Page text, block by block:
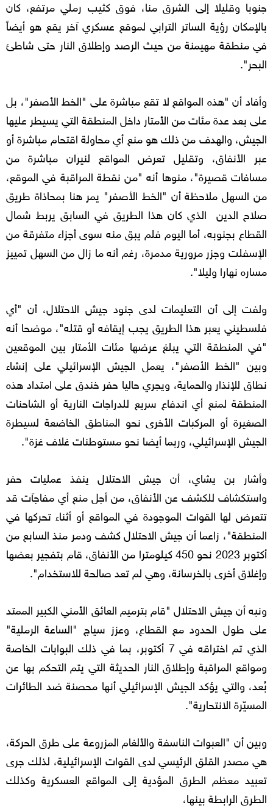
جنوبا وقليلا إلى الشرق منا، فوق كثيب رملي مرتفع، كان
بالإمكان رؤية الساتر الترابي لموقع عسكري آخر يقع هو أيضاً
في منطقة مهيمنة من حيث الرصد وإطلاق النار حتى شاطئ
البحر".
وأفاد أن "هذه المواقع لا تقع مباشرة على "الخط الأصفر"، بل
على بعد عدة مئات من الأمتار داخل المنطقة التي يسيطر عليها
الجيش، والهدف من ذلك هو منع أي محاولة اقتحام مباشرة أو
عبر الأنفاق، وتقليل تعرض المواقع لنيران مباشرة من
مسافات قصيرة"، منوها أنه "من نقطة المراقبة في الموقع،
من السهل ملاحظة أن "الخط الأصفر" يمر هنا بمحاذاة طريق
صلاح الدين الذي كان هذا الطريق في السابق يربط شمال
القطاع بجنوبه، أما اليوم فلم يبق منه سوى أجزاء متفرقة من
الإسفلت وجزر مرورية مدمرة، رغم أنه ما زال من السهل تمييز
مساره نهارا وليلا".
ولفت إلى أن التعليمات لدى جنود جيش الاحتلال، أن "أي
فلسطيني يعبر هذا الطريق يجب إيقافه أو قتله"، موضحا أنه
"في المنطقة التي يبلغ عرضها مئات الأمتار بين الموقعين
وبين "الخط الأصفر"، يعمل الجيش الإسرائيلي على إنشاء
نطاق للإنذار والحماية، ويجري حاليا حفر خندق على امتداد هذه
المنطقة لمنع أي اندفاع سريع للدراجات النارية أو الشاحنات
الصغيرة أو المركبات الأخرى نحو المناطق الخاضعة لسيطرة
الجيش الإسرائيلي، وربما أيضا نحو مستوطنات غلاف غزة".
وأشار بن يشاي، أن جيش الاحتلال ينفذ عمليات حفر
واستكشاف للكشف عن الأنفاق، من أجل منع أي مفاجآت قد
تتعرض لها القوات الموجودة في المواقع أو أثناء تحركها في
المنطقة"، زاعما أن جيش الاحتلال كشف ودمر منذ السابع من
أكتوبر 2023 نحو 450 كيلومترا من الأنفاق، قام بتفجير بعضها
وإغلاق أخرى بالخرسانة، وهي لم تعد صالحة للاستخدام".
ونبه أن جيش الاحتلال "قام بترميم العائق الأمني الكبير الممتد
على طول الحدود مع القطاع، وعزز سياج "الساعة الرملية"
الذي تم اختراقه في 7 أكتوبر، بما في ذلك البوابات الخاصة
ومواقع المراقبة وإطلاق النار الحديثة التي يتم التحكم بها عن
بُعد، والتي يؤكد الجيش الإسرائيلي أنها محصنة ضد الطائرات
المسيّرة الانتحارية".
وبين أن "العبوات الناسفة والألغام المزروعة على طرق الحركة،
هي مصدر القلق الرئيسي لدى القوات الإسرائيلية، لذلك جرى
تعبيد معظم الطرق المؤدية إلى المواقع العسكرية وكذلك
الطرق الرابطة بينها،